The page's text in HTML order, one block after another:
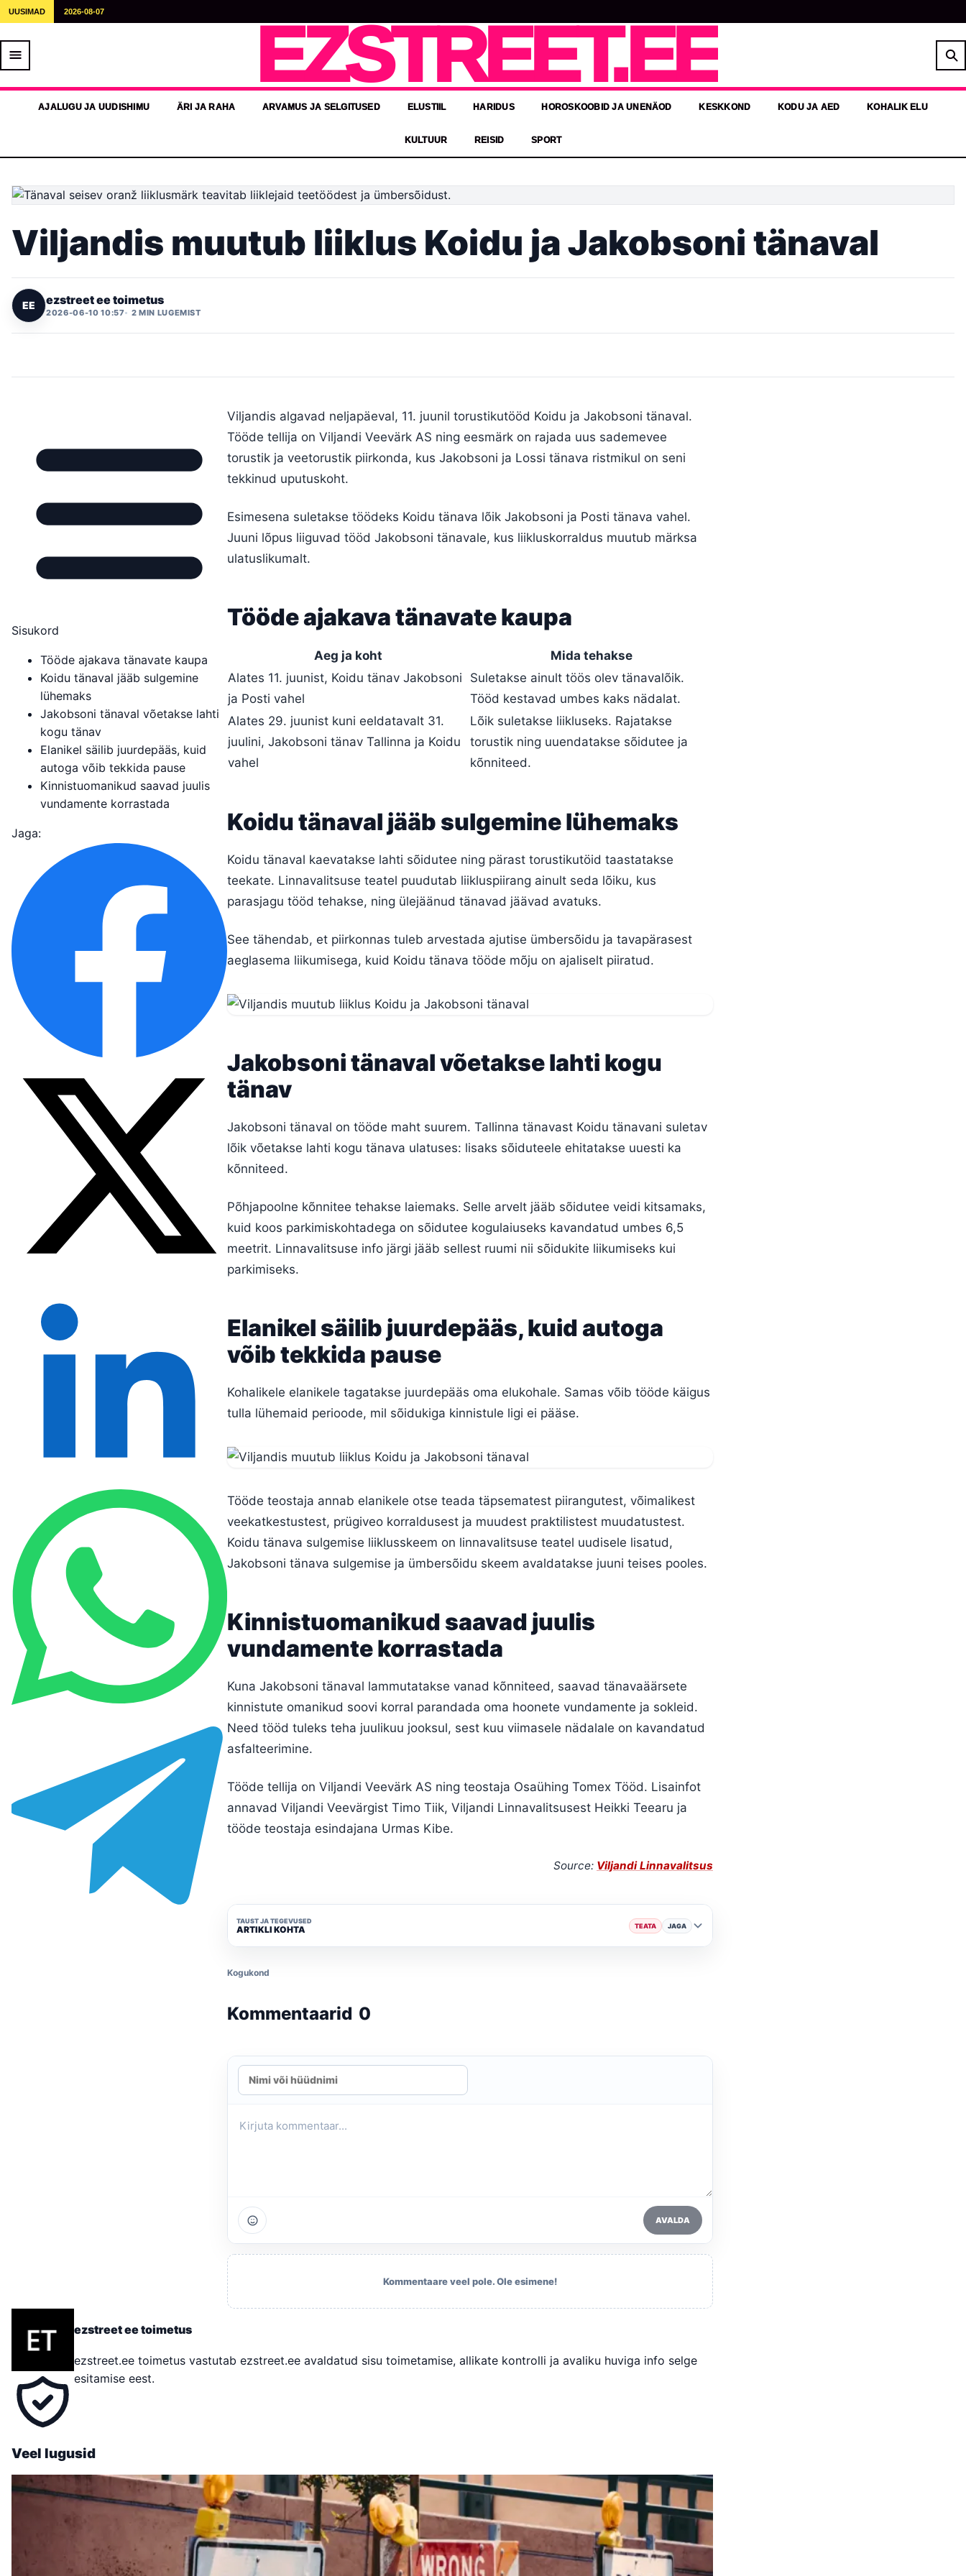
UUSIMAD 2026-08-07
EZSTREET.EE
AJALUGU JA UUDISHIMU ÄRI JA RAHA ARVAMUS JA SELGITUSED ELUSTIIL HARIDUS HOROSKOOBID JA UNENÄOD KESKKOND KODU JA AED KOHALIK ELU
KULTUUR REISID SPORT
Viljandis muutub liiklus Koidu ja Jakobsoni tänaval
EE ezstreet ee toimetus
2026-06-10 10:57 2 MIN LUGEMIST
Sisukord
Tööde ajakava tänavate kaupa
Koidu tänaval jääb sulgemine
lühemaks
Jakobsoni tänaval võetakse lahti
kogu tänav
Elanikel säilib juurdepääs, kuid
autoga võib tekkida pause
Kinnistuomanikud saavad juulis
vundamente korrastada
Jaga:
Viljandis algavad neljapäeval, 11. juunil torustikutööd Koidu ja Jakobsoni tänaval.
Tööde tellija on Viljandi Veevärk AS ning eesmärk on rajada uus sademevee
torustik ja veetorustik piirkonda, kus Jakobsoni ja Lossi tänava ristmikul on seni
tekkinud uputuskoht.
Esimesena suletakse töödeks Koidu tänava lõik Jakobsoni ja Posti tänava vahel.
Juuni lõpus liiguvad tööd Jakobsoni tänavale, kus liikluskorraldus muutub märksa
ulatuslikumalt.
Tööde ajakava tänavate kaupa
Aeg ja koht
Mida tehakse
Alates 11. juunist, Koidu tänav Jakobsoni
ja Posti vahel
Suletakse ainult töös olev tänavalõik.
Tööd kestavad umbes kaks nädalat.
Alates 29. juunist kuni eeldatavalt 31.
juulini, Jakobsoni tänav Tallinna ja Koidu
vahel
Lõik suletakse liikluseks. Rajatakse
torustik ning uuendatakse sõidutee ja
kõnniteed.
Koidu tänaval jääb sulgemine lühemaks
Koidu tänaval kaevatakse lahti sõidutee ning pärast torustikutöid taastatakse
teekate. Linnavalitsuse teatel puudutab liikluspiirang ainult seda lõiku, kus
parasjagu tööd tehakse, ning ülejäänud tänavad jäävad avatuks.
See tähendab, et piirkonnas tuleb arvestada ajutise ümbersõidu ja tavapärasest
aeglasema liikumisega, kuid Koidu tänava tööde mõju on ajaliselt piiratud.
Jakobsoni tänaval võetakse lahti kogu
tänav
Jakobsoni tänaval on tööde maht suurem. Tallinna tänavast Koidu tänavani suletav
lõik võetakse lahti kogu tänava ulatuses: lisaks sõiduteele ehitatakse uuesti ka
kõnniteed.
Põhjapoolne kõnnitee tehakse laiemaks. Selle arvelt jääb sõidutee veidi kitsamaks,
kuid koos parkimiskohtadega on sõidutee kogulaiuseks kavandatud umbes 6,5
meetrit. Linnavalitsuse info järgi jääb sellest ruumi nii sõidukite liikumiseks kui
parkimiseks.
Elanikel säilib juurdepääs, kuid autoga
võib tekkida pause
Kohalikele elanikele tagatakse juurdepääs oma elukohale. Samas võib tööde käigus
tulla lühemaid perioode, mil sõidukiga kinnistule ligi ei pääse.
Tööde teostaja annab elanikele otse teada täpsematest piirangutest, võimalikest
veekatkestustest, prügiveo korraldusest ja muudest praktilistest muudatustest.
Koidu tänava sulgemise liiklusskeem on linnavalitsuse teatel uudisele lisatud,
Jakobsoni tänava sulgemise ja ümbersõidu skeem avaldatakse juuni teises pooles.
Kinnistuomanikud saavad juulis
vundamente korrastada
Kuna Jakobsoni tänaval lammutatakse vanad kõnniteed, saavad tänavaäärsete
kinnistute omanikud soovi korral parandada oma hoonete vundamente ja sokleid.
Need tööd tuleks teha juulikuu jooksul, sest kuu viimasele nädalale on kavandatud
asfalteerimine.
Tööde tellija on Viljandi Veevärk AS ning teostaja Osaühing Tomex Tööd. Lisainfot
annavad Viljandi Veevärgist Timo Tiik, Viljandi Linnavalitsusest Heikki Teearu ja
tööde teostaja esindajana Urmas Kibe.
Source: Viljandi Linnavalitsus
TAUST JA TEGEVUSED
ARTIKLI KOHTA TEATA JAGA
Kogukond
Kommentaarid 0
AVALDA
Kommentaare veel pole. Ole esimene!
ezstreet ee toimetus
ezstreet.ee toimetus vastutab ezstreet.ee avaldatud sisu toimetamise, allikate kontrolli ja avaliku huviga info selge
esitamise eest.
Veel lugusid